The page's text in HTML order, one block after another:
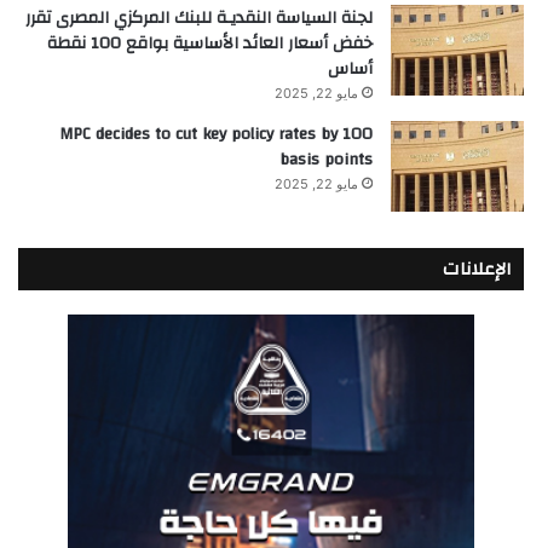
لجنة السياسة النقديـة للبنك المركزي المصرى تقرر
خفض أسعار العائد الأساسية بواقع 100 نقطة
أساس
مايو 22, 2025
MPC decides to cut key policy rates by 100
basis points
مايو 22, 2025
الإعلانات